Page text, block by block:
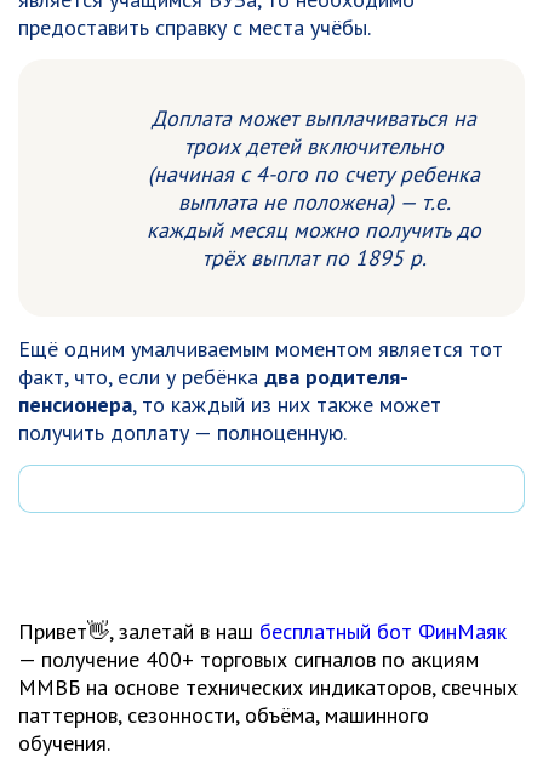
предоставить справку с места учёбы.
Доплата может выплачиваться на
троих детей включительно
(начиная с 4-ого по счету ребенка
выплата не положена) — т.е.
каждый месяц можно получить до
трёх выплат по 1895 р.
Ещё одним умалчиваемым моментом является тот
факт, что, если у ребёнка два родителя-
пенсионера, то каждый из них также может
получить доплату — полноценную.
Привет👋, залетай в наш бесплатный бот ФинМаяк
— получение 400+ торговых сигналов по акциям
ММВБ на основе технических индикаторов, свечных
паттернов, сезонности, объёма, машинного
обучения.